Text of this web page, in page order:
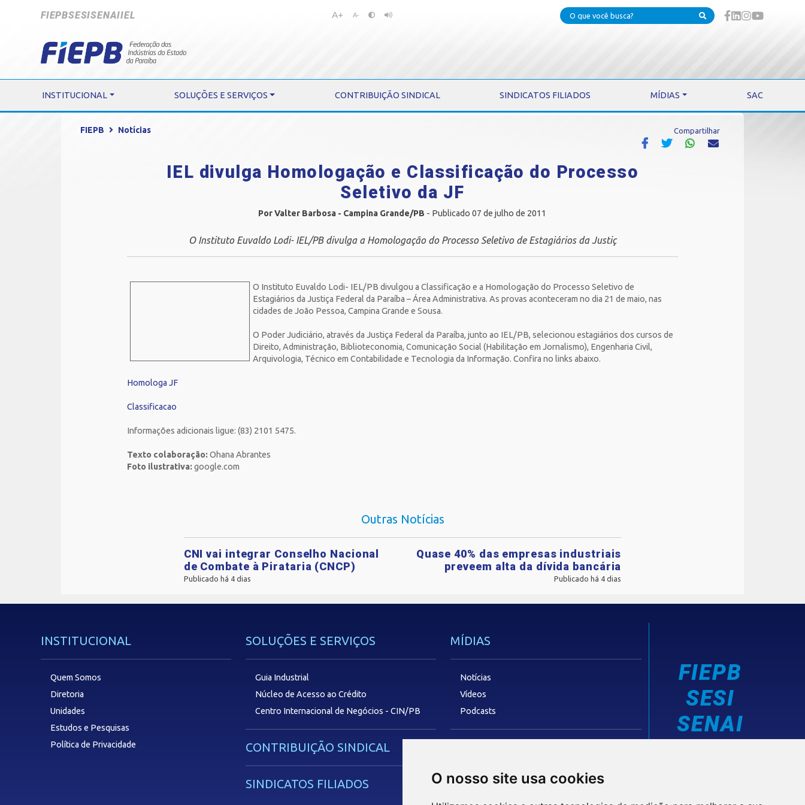
O nosso site usa cookies
FIEPBSESISENAIIEL
Pular
Pular
A+ A-
INSTITUCIONAL SOLUÇÕES E SERVIÇOS CONTRIBUIÇÃO SINDICAL SINDICATOS FILIADOS MÍDIAS SAC
FIEPB Notícias Compartilhar
IEL divulga Homologação e Classificação do Processo
Seletivo da JF
Por Valter Barbosa - Campina Grande/PB - Publicado 07 de julho de 2011
O Instituto Euvaldo Lodi- IEL/PB divulga a Homologação do Processo Seletivo de Estagiários da Justiç
O Instituto Euvaldo Lodi- IEL/PB divulgou a Classificação e a Homologação do Processo Seletivo de
Estagiários da Justiça Federal da Paraíba – Área Administrativa. As provas aconteceram no dia 21 de maio, nas
cidades de João Pessoa, Campina Grande e Sousa.
O Poder Judiciário, através da Justiça Federal da Paraíba, junto ao IEL/PB, selecionou estagiários dos cursos de
Direito, Administração, Biblioteconomia, Comunicação Social (Habilitação em Jornalismo), Engenharia Civil,
Arquivologia, Técnico em Contabilidade e Tecnologia da Informação. Confira no links abaixo.
Homologa JF
Classificacao
Informações adicionais ligue: (83) 2101 5475.
Texto colaboração: Ohana Abrantes
Foto ilustrativa: google.com
Outras Notícias
CNI vai integrar Conselho Nacional
de Combate à Pirataria (CNCP)
Publicado há 4 dias
Quase 40% das empresas industriais
preveem alta da dívida bancária
Publicado há 4 dias
INSTITUCIONAL
Quem Somos
Diretoria
Unidades
Estudos e Pesquisas
Política de Privacidade
SOLUÇÕES E SERVIÇOS
Guia Industrial
Núcleo de Acesso ao Crédito
Centro Internacional de Negócios - CIN/PB
CONTRIBUIÇÃO SINDICAL
SINDICATOS FILIADOS
MÍDIAS
Notícias
Vídeos
Podcasts
FIEPB
SESI
SENAI